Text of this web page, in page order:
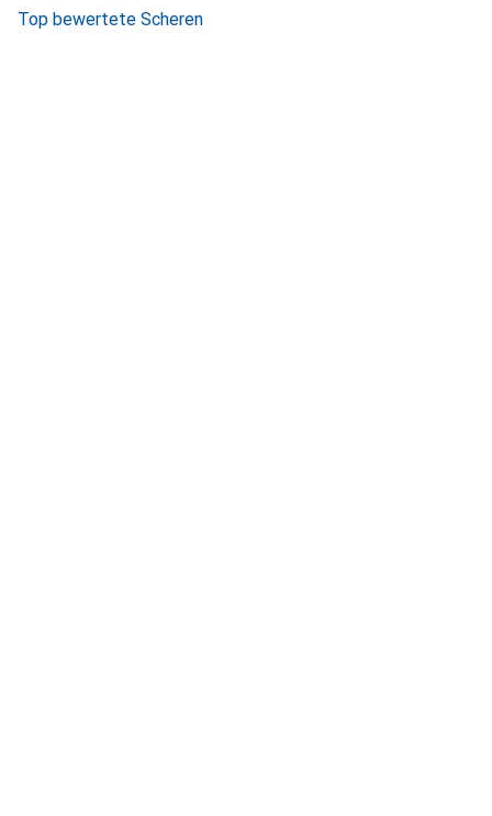
Top bewertete Scheren